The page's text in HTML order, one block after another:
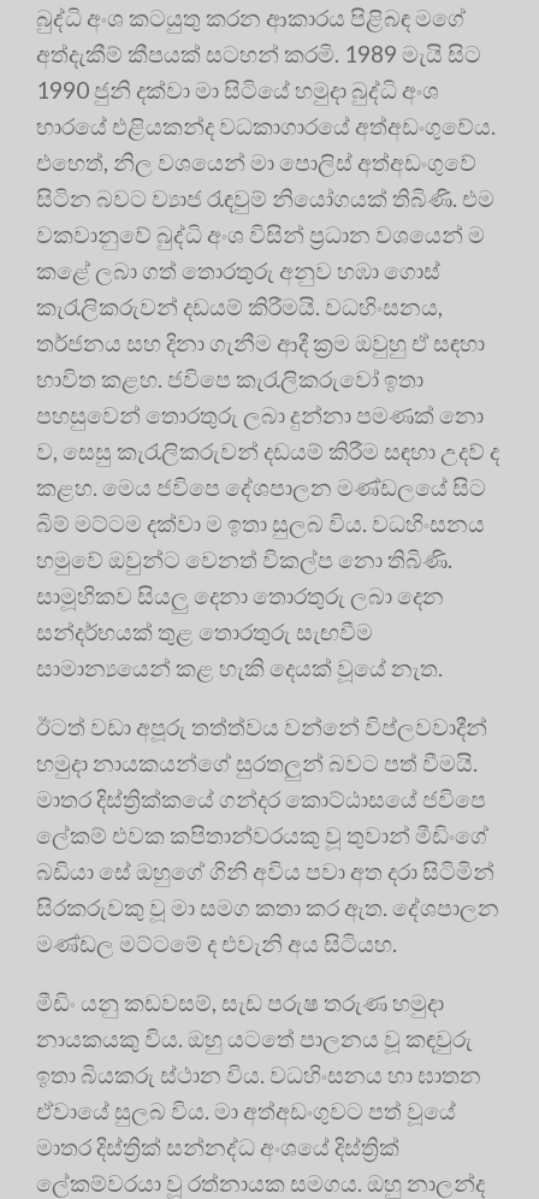
බුද්ධි අංශ කටයුතු කරන ආකාරය පිළිබඳ මගේ
අත්දැකීම් කීපයක් සටහන් කරමි. 1989 මැයි සිට
1990 ජුනි දක්වා මා සිටියේ හමුදා බුද්ධි අංශ
භාරයේ එළියකන්ද වධකාගාරයේ අත්අඩංගුවේය.
එහෙත්, නිල වශයෙන් මා පොලිස් අත්අඩංගුවේ
සිටින බවට ව්‍යාජ රැඳවුම් නියෝගයක් තිබිණි. එම
වකවානුවේ බුද්ධි අංශ විසින් ප්‍රධාන වශයෙන් ම
කළේ ලබා ගත් තොරතුරු අනුව හඹා ගොස්
කැරැලිකරුවන් දඩයම් කිරීමයි. වධහිංසනය,
තර්ජනය සහ දිනා ගැනීම ආදී ක්‍රම ඔවුහු ඒ සඳහා
භාවිත කළහ. ජවිපෙ කැරැලිකරුවෝ ඉතා
පහසුවෙන් තොරතුරු ලබා දුන්නා පමණක් නො
ව, සෙසු කැරැලිකරුවන් දඩයම් කිරීම සඳහා උදව් ද
කළහ. මෙය ජවිපෙ දේශපාලන මණ්ඩලයේ සිට
බිම් මට්ටම දක්වා ම ඉතා සුලබ විය. වධහිංසනය
හමුවේ ඔවුන්ට වෙනත් විකල්ප නො තිබිණි.
සාමූහිකව සියලු දෙනා තොරතුරු ලබා දෙන
සන්දර්භයක් තුළ තොරතුරු සැඟවීම
සාමාන්‍යයෙන් කළ හැකි දෙයක් වූයේ නැත.
ඊටත් වඩා අපූරු තත්ත්වය වන්නේ විප්ලවවාදීන්
හමුදා නායකයන්ගේ සුරතලුන් බවට පත් වීමයි.
මාතර දිස්ත්‍රික්කයේ ගන්දර කොට්ඨාසයේ ජවිපෙ
ලේකම් එවක කපිතාන්වරයකු වූ තුවාන් මීඩිංගේ
බඩියා සේ ඔහුගේ ගිනි අවිය පවා අත දරා සිටිමින්
සිරකරුවකු වූ මා සමග කතා කර ඇත. දේශපාලන
මණ්ඩල මට්ටමේ ද එවැනි අය සිටියහ.
මීඩිං යනු කඩවසම්, සැඩ පරුෂ තරුණ හමුදා
නායකයකු විය. ඔහු යටතේ පාලනය වූ කඳවුරු
ඉතා බියකරු ස්ථාන විය. වධහිංසනය හා ඝාතන
ඒවායේ සුලබ විය. මා අත්අඩංගුවට පත් වූයේ
මාතර දිස්ත්‍රික් සන්නද්ධ අංශයේ දිස්ත්‍රික්
ලේකම්වරයා වූ රත්නායක සමගය. ඔහු නාලන්ද